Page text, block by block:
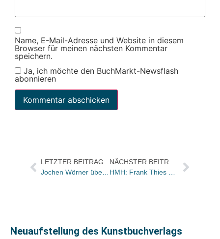
Name, E-Mail-Adresse und Website in diesem
Browser für meinen nächsten Kommentar
speichern.
Ja, ich möchte den BuchMarkt-Newsflash
abonnieren
LETZTER BEITRAG
Jochen Wörner über Kooperationsmodelle im Buchhandel
Neuaufstellung des Kunstbuchverlags